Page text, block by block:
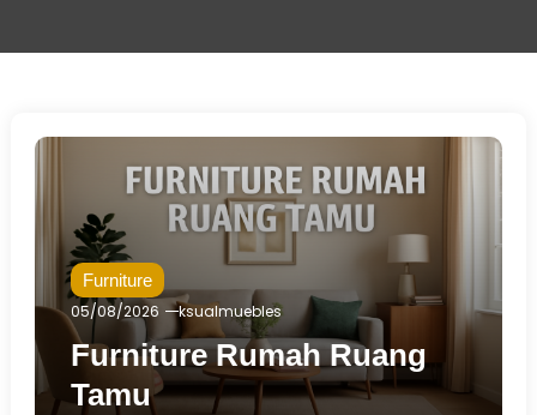
Furniture
05/08/2026
ksualmuebles
Furniture Rumah Ruang
Tamu